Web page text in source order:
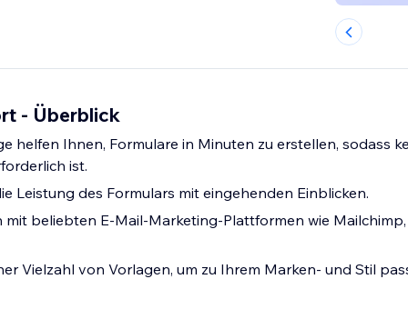
- Überblick
helfen Ihnen, Formulare in Minuten zu erstellen, sodass
ist.
Leistung des Formulars mit eingehenden Einblicken.
mit beliebten E-Mail-Marketing-Plattformen wie
Vielzahl von Vorlagen, um zu Ihrem Marken- und Stil